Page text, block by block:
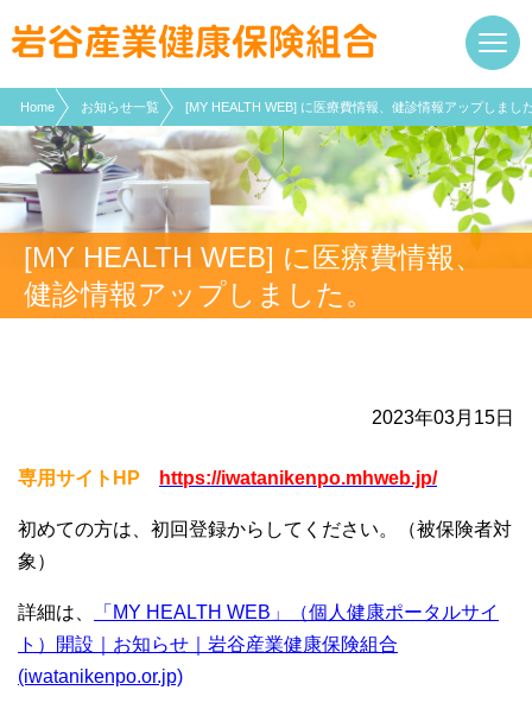
Home お知らせ一覧 [MY HEALTH WEB] に医療費情報、健診情報アップしまし
[MY HEALTH WEB] に医療費情報、
健診情報アップしました。
2023年03月15日
専用サイト HP https://iwatanikenpo.mhweb.jp/
初めての方は、初回登録からしてください。（被保険者対
象）
詳細は、
「MY HEALTH WEB」（個人健康ポータルサイ
ト）開設｜お知らせ｜岩谷産業健康保険組合
(iwatanikenpo.or.jp)